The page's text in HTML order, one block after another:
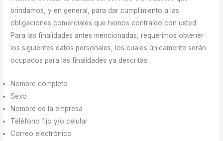
brindamos, y en general, para dar cumplimiento a las
obligaciones comerciales que hemos contraído con usted.
Para las finalidades antes mencionadas, requerimos obtener
los siguientes datos personales, los cuales únicamente serán
ocupados para las finalidades ya descritas:
Nombre completo
Sexo
Nombre de la empresa
Teléfono fijo y/o celular
Correo electrónico